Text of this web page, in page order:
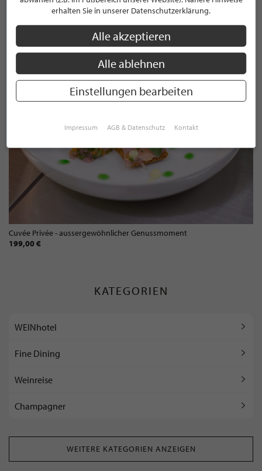
KUPP"
Cuvée Privée - aussergewöhnlicher Genussmoment
199,00 €
KATEGORIEN
WEINhotel
Fine Dining
Weinreise
Champagner
WEITERE KATEGORIEN ANZEIGEN
erhalten Sie in unserer Datenschutzerklärung.
Alle akzeptieren
Alle ablehnen
Einstellungen bearbeiten
Impressum AGB & Datenschutz Kontakt